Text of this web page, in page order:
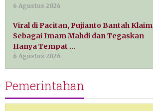
6 Agustus 2026
Viral di Pacitan, Pujianto Bantah Klaim
Sebagai Imam Mahdi dan Tegaskan
Hanya Tempat …
6 Agustus 2026
Pemerintahan